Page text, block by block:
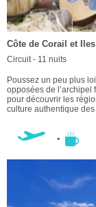
Côte de Corail et
Circuit - 11 nuits
Poussez un peu plus
opposées de l’archipel
pour découvrir les
culture authentique des